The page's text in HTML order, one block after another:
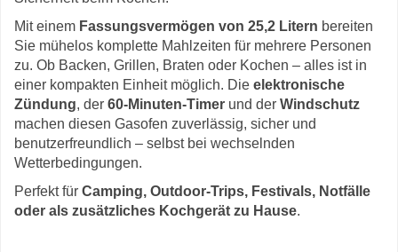
Mit einem Fassungsvermögen von 25,2 Litern bereiten
Sie mühelos komplette Mahlzeiten für mehrere Personen
zu. Ob Backen, Grillen, Braten oder Kochen – alles ist in
einer kompakten Einheit möglich. Die elektronische
Zündung, der 60-Minuten-Timer und der Windschutz
machen diesen Gasofen zuverlässig, sicher und
benutzerfreundlich – selbst bei wechselnden
Wetterbedingungen.
Perfekt für Camping, Outdoor-Trips, Festivals, Notfälle
oder als zusätzliches Kochgerät zu Hause.